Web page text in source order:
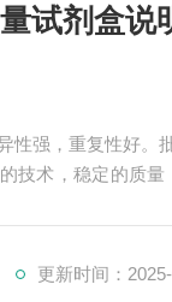
试剂盒说
性强，重复性好。
技术，稳定的质
更新时间：